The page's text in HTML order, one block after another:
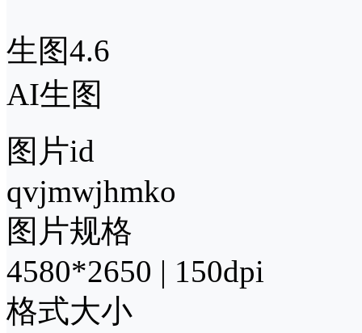
生图4.6
AI生图
图片id
qvjmwjhmko
图片规格
4580*2650 | 150dpi
格式大小